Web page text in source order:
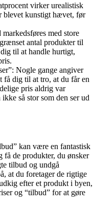
virker urealistisk
blevet kunstigt hævet, før
med store
antal produkter til
til at handle hurtigt,
Nogle gange angiver
få dig til at tro, at du får en
pris aldrig var
så stor som den ser ud
kan være en fantastisk
få de produkter, du ønsker
tilbud og undgå
at du foretager de rigtige
efter et produkt i byen,
og “tilbud” for at gøre